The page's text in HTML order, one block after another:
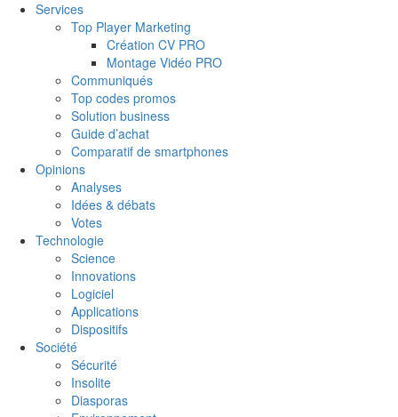
Services
Top Player Marketing
Création CV PRO
Montage Vidéo PRO
Communiqués
Top codes promos
Solution business
Guide d’achat
Comparatif de smartphones
Opinions
Analyses
Idées & débats
Votes
Technologie
Science
Innovations
Logiciel
Applications
Dispositifs
Société
Sécurité
Insolite
Diasporas